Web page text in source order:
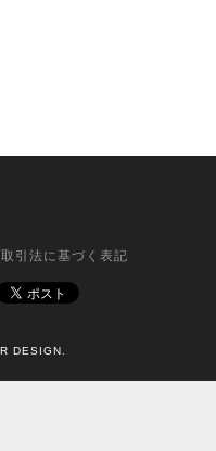
引法に基づく表記
DESIGN.